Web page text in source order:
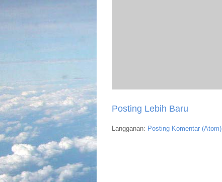
Posting Lebih Baru
Langganan: Posting Komentar (Atom)